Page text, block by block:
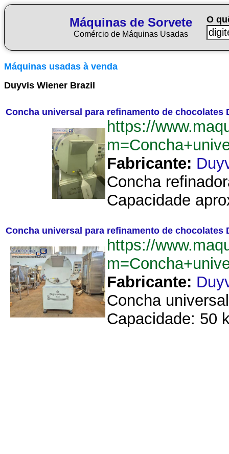
Máquinas de Sorvete
Comércio de Máquinas Usadas
O
Máquinas usadas à venda
Duyvis Wiener Brazil
Concha universal para refinamento de chocolates
https://
Fabricante:
Concha
Capacidade
Concha universal para refinamento de chocolates
https://
Fabricante:
Concha
Capacidade: 50